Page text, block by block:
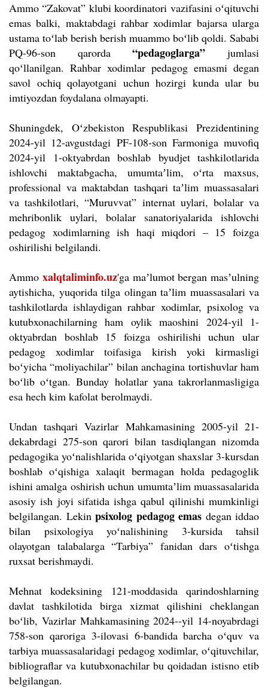
Ammo “Zakovat” klubi koordinatori vazifasini oʻqituvchi
emas balki, maktabdagi rahbar xodimlar bajarsa ularga
ustama toʻlab berish berish muammo boʻlib qoldi. Sababi
PQ-96-son qarorda“pedagoglarga” jumlasi
qoʻllanilgan. Rahbar xodimlar pedagog emasmi degan
savol ochiq qolayotgani uchun hozirgi kunda ular bu
imtiyozdan foydalana olmayapti.
Shuningdek, Oʻzbekiston Respublikasi Prezidentining
2024-yil 12-avgustdagi PF-108-son Farmoniga muvofiq
2024-yil 1-oktyabrdan boshlab byudjet tashkilotlarida
ishlovchi maktabgacha, umumtaʼlim, oʻrta maxsus,
professional va maktabdan tashqari taʼlim muassasalari
va tashkilotlari, “Muruvvat” internat uylari, bolalar va
mehribonlik uylari, bolalar sanatoriyalarida ishlovchi
pedagog xodimlarning ish haqi miqdori – 15 foizga
oshirilishi belgilandi.
Ammo xalqtaliminfo.uz'ga maʼlumot bergan masʼulning
aytishicha, yuqorida tilga olingan taʼlim muassasalari va
tashkilotlarda ishlaydigan rahbar xodimlar, psixolog va
kutubxonachilarning ham oylik maoshini 2024-yil 1-
oktyabrdan boshlab 15 foizga oshirilishi uchun ular
pedagog xodimlar toifasiga kirish yoki kirmasligi
boʻyicha “moliyachilar” bilan anchagina tortishuvlar ham
boʻlib oʻtgan. Bunday holatlar yana takrorlanmasligiga
esa hech kim kafolat berolmaydi.
Undan tashqari Vazirlar Mahkamasining 2005-yil 21-
dekabrdagi 275-son qarori bilan tasdiqlangan nizomda
pedagogika yoʻnalishlarida oʻqiyotgan shaxslar 3-kursdan
boshlab oʻqishiga xalaqit bermagan holda pedagoglik
ishini amalga oshirish uchun umumtaʼlim muassasalarida
asosiy ish joyi sifatida ishga qabul qilinishi mumkinligi
belgilangan. Lekin psixolog pedagog emas degan iddao
bilan psixologiya yoʻnalishining 3-kursida tahsil
olayotgan talabalarga “Tarbiya” fanidan dars oʻtishga
ruxsat berishmaydi.
Mehnat kodeksining 121-moddasida qarindoshlarning
davlat tashkilotida birga xizmat qilishini cheklangan
boʻlib, Vazirlar Mahkamasining 2024--yil 14-noyabrdagi
758-son qaroriga 3-ilovasi 6-bandida barcha oʻquv va
tarbiya muassasalaridagi pedagog xodimlar, oʻqituvchilar,
bibliograflar va kutubxonachilar bu qoidadan istisno etib
belgilangan.